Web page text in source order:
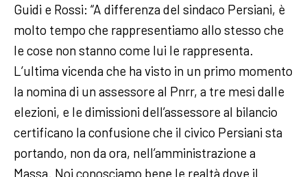
Guidi e Rossi: “A differenza del sindaco Persiani, è
molto tempo che rappresentiamo allo stesso che
le cose non stanno come lui le rappresenta.
L’ultima vicenda che ha visto in un primo momento
la nomina di un assessore al Pnrr, a tre mesi dalle
elezioni, e le dimissioni dell’assessore al bilancio
certificano la confusione che il civico Persiani sta
portando, non da ora, nell’amministrazione a
Massa. Noi conosciamo bene le realtà dove il